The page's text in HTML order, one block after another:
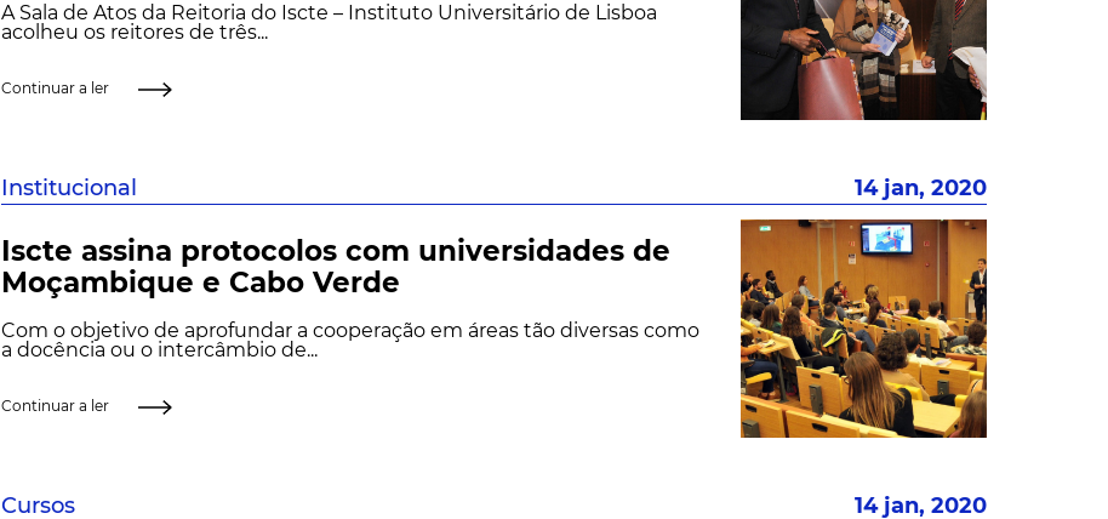
A Sala de Atos da Reitoria do Iscte – Instituto Universitário de Lisboa
acolheu os reitores de três...
Continuar a ler
Institucional 14 jan, 2020
Iscte assina protocolos com universidades de
Moçambique e Cabo Verde
Com o objetivo de aprofundar a cooperação em áreas tão diversas como
a docência ou o intercâmbio de...
Continuar a ler
Cursos 14 jan, 2020